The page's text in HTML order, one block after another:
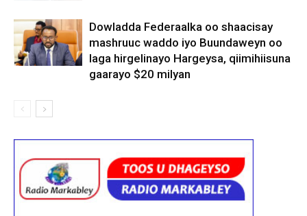
Dowladda Federaalka oo shaacisay
mashruuc waddo iyo Buundaweyn oo
laga hirgelinayo Hargeysa, qiimihiisuna
gaarayo $20 milyan